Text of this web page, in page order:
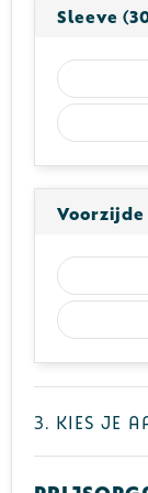
Sleeve
Voorzijde
3. Kies je